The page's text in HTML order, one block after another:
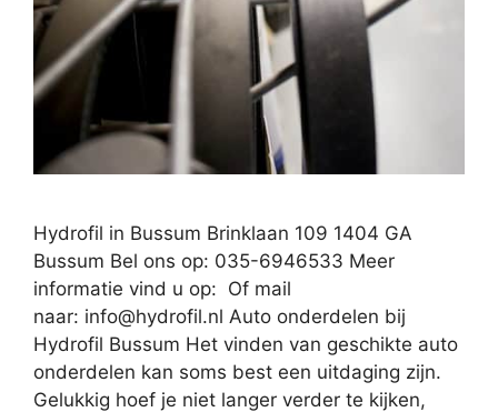
Hydrofil in Bussum Brinklaan 109 1404 GA
Bussum Bel ons op: 035-6946533 Meer
informatie vind u op: Of mail
naar: info@hydrofil.nl Auto onderdelen bij
Hydrofil Bussum Het vinden van geschikte auto
onderdelen kan soms best een uitdaging zijn.
Gelukkig hoef je niet langer verder te kijken,